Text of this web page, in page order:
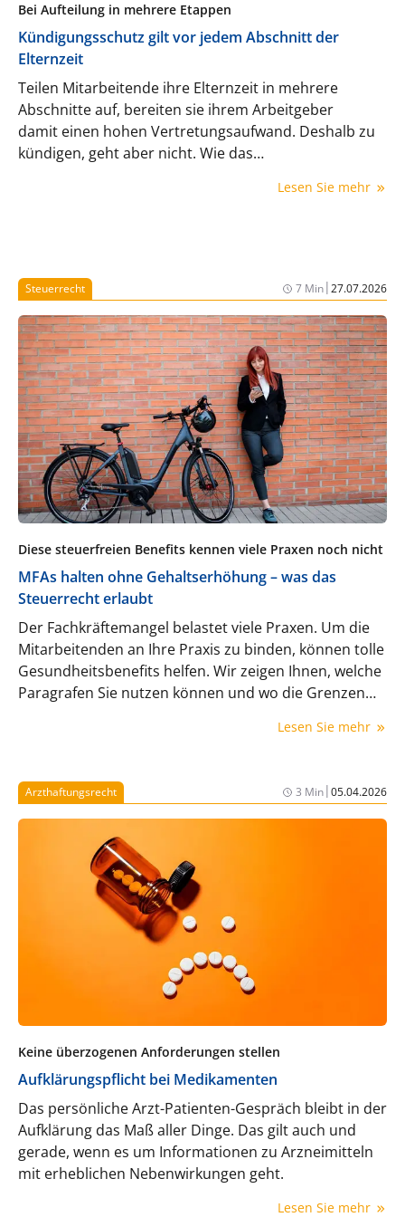
Bei Aufteilung in mehrere Etappen
Kündigungsschutz gilt vor jedem Abschnitt der
Elternzeit
Teilen Mitarbeitende ihre Elternzeit in mehrere
Abschnitte auf, bereiten sie ihrem Arbeitgeber
damit einen hohen Vertretungsaufwand. Deshalb zu
kündigen, geht aber nicht. Wie das
der besondere Kündigungsschutz vor jedemLesen Sie mehr
Steuerrecht 7 Min|27.07.2026
Diese steuerfreien Benefits kennen viele Praxen noch nicht
MFAs halten ohne Gehaltserhöhung – was das
Steuerrecht erlaubt
Der Fachkräftemangel belastet viele Praxen. Um die
Mitarbeitenden an Ihre Praxis zu binden, können tolle
Gesundheitsbenefits helfen. Wir zeigen Ihnen, welche
Paragrafen Sie nutzen können und wo die Grenzen
Lesen Sie mehr
Arzthaftungsrecht 3 Min|05.04.2026
Keine überzogenen Anforderungen stellen
Aufklärungspflicht bei Medikamenten
Das persönliche Arzt-Patienten-Gespräch bleibt in der
Aufklärung das Maß aller Dinge. Das gilt auch und
gerade, wenn es um Informationen zu Arzneimitteln
mit erheblichen Nebenwirkungen geht.
Lesen Sie mehr